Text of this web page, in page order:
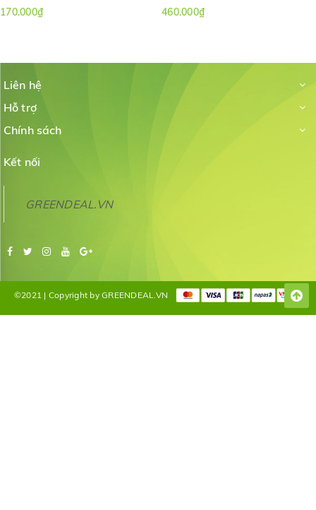
170.000₫
460.000₫
Liên hệ
Hỗ trợ
Chính sách
Kết nối
GREENDEAL.VN
©2021 | Copyright by GREENDEAL.VN